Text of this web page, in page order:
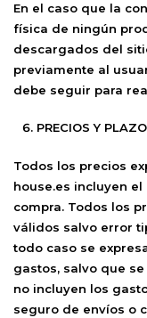
En el caso que la
física de ningún
descargados del
previamente al
debe seguir para
PRECIOS Y
Todos los precios
house.es incluyen el
compra. Todos los
válidos salvo error
todo caso se
gastos, salvo que
no incluyen los
seguro de envíos o